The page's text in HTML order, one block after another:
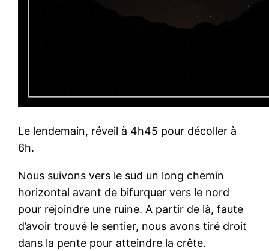
Le lendemain, réveil à 4h45 pour décoller à
6h.
Nous suivons vers le sud un long chemin
horizontal avant de bifurquer vers le nord
pour rejoindre une ruine. A partir de là, faute
d’avoir trouvé le sentier, nous avons tiré droit
dans la pente pour atteindre la crête.